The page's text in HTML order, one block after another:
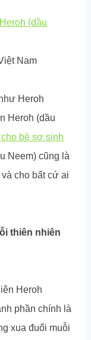
(dầu
Nam
Heroh
Heroh (dầu
bé sơ sinh
Neem) cũng là
và cho bất cứ ai
thiên nhiên
Heroh
phần chính là
xua đuổi muỗi